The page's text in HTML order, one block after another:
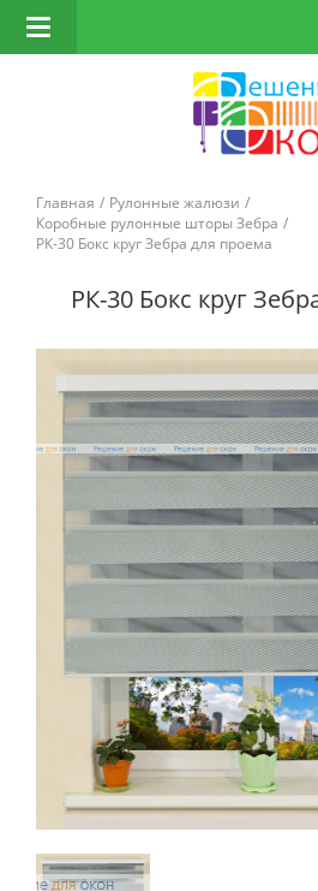
Открыть
навигацию
Главная
Рулонные жалюзи
Коробные рулонные шторы Зебра
РК-30 Бокс круг Зебра для проема
РК-30 Бокс круг